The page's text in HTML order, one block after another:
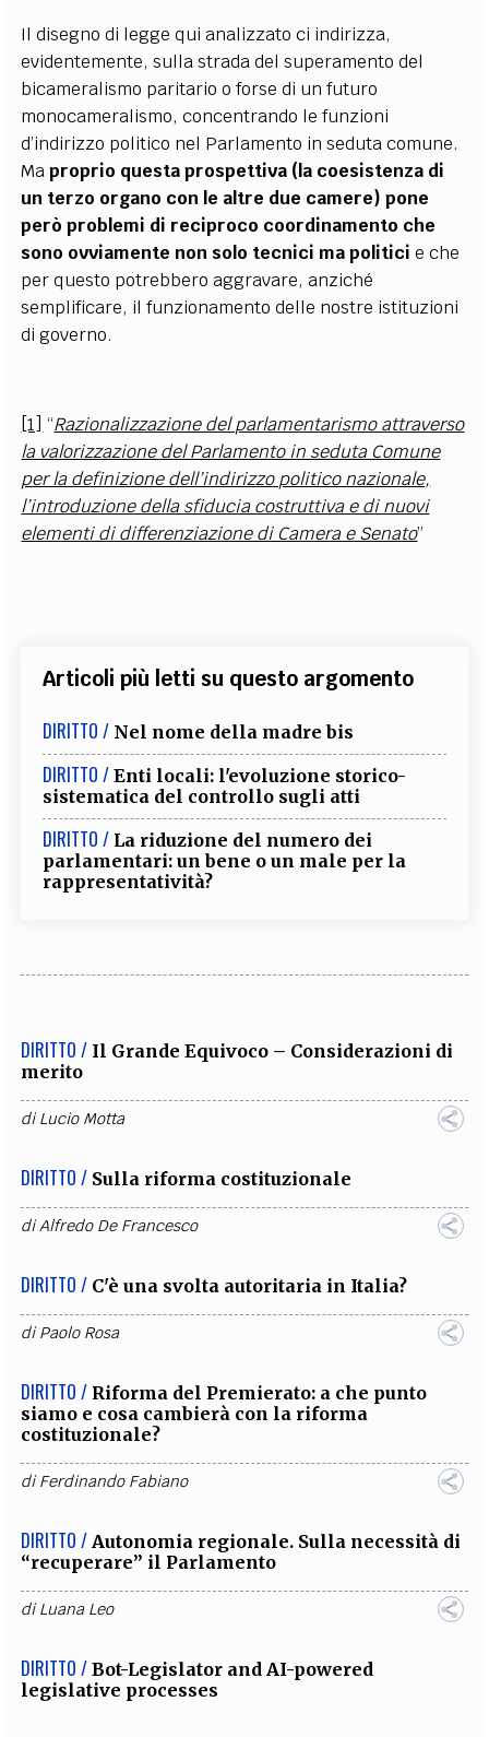
Il disegno di legge qui analizzato ci indirizza,
evidentemente, sulla strada del superamento del
bicameralismo paritario o forse di un futuro
monocameralismo, concentrando le funzioni
d’indirizzo politico nel Parlamento in seduta comune.
Maproprio questa prospettiva (la coesistenza di
un terzo organo con le altre due camere) pone
però problemi di reciproco coordinamento che
sono ovviamente non solo tecnici ma politicie che
per questo potrebbero aggravare, anziché
semplificare, il funzionamento delle nostre istituzioni
di governo.
[1] “Razionalizzazione del parlamentarismo attraverso
la valorizzazione del Parlamento in seduta Comune
per la definizione dell’indirizzo politico nazionale,
l’introduzione della sfiducia costruttiva e di nuovi
elementi di differenziazione di Camera e Senato”
Articoli più letti su questo argomento
DIRITTO / Nel nome della madre bis
DIRITTO / Enti locali: l'evoluzione storico-
sistematica del controllo sugli atti
DIRITTO / La riduzione del numero dei
parlamentari: un bene o un male per la
rappresentatività?
DIRITTO / Il Grande Equivoco – Considerazioni di
merito
diLucio Motta
DIRITTO / Sulla riforma costituzionale
diAlfredo De Francesco
DIRITTO / C'è una svolta autoritaria in Italia?
diPaolo Rosa
DIRITTO / Riforma del Premierato: a che punto
siamo e cosa cambierà con la riforma
costituzionale?
diFerdinando Fabiano
DIRITTO / Autonomia regionale. Sulla necessità di
“recuperare” il Parlamento
diLuana Leo
DIRITTO / Bot-Legislator and AI-powered
legislative processes